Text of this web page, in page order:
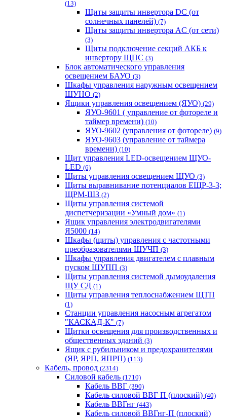
(13)
Щиты защиты инвертора DC (от
солнечных панелей) (7)
Щиты защиты инвертора AC (от сети)
(3)
Щиты подключение секций АКБ к
инвертору ЩПС (3)
Блок автоматического управления
освещением БАУО (3)
Шкафы управления наружным освещением
ШУНО (2)
Ящики управления освещением (ЯУО) (29)
ЯУО-9601 ( управление от фотореле и
таймер времени) (10)
ЯУО-9602 (управления от фотореле) (9)
ЯУО-9603 (управление от таймера
времени) (10)
Щит управления LED-освещением ЩУО-
LED (6)
Щиты управления освещением ЩУО (3)
Щиты выравнивание потенциалов ЕЩР-3-3;
ЩРМ-ШЗ (2)
Щиты управления системой
диспетчеризации «Умный дом» (1)
Ящик управления электродвигателями
Я5000 (14)
Шкафы (щиты) управления с частотными
преобразователями ШУЧП (3)
Шкафы управления двигателем с плавным
пуском ШУПП (3)
Щиты управления системой дымоудаления
ЩУ СД (1)
Щиты управления теплоснабжением ЩТП
(1)
Станции управления насосным агрегатом
"КАСКАД-К" (7)
Щитки освещения для производственных и
общественных зданий (3)
Ящик с рубильником и предохранителями
(ЯР, ЯРП, ЯПРП) (113)
Кабель, провод (2314)
Силовой кабель (1710)
Кабель ВВГ (390)
Кабель силовой ВВГ П (плоский) (40)
Кабель ВВГнг (443)
Кабель силовой ВВГнг-П (плоский)